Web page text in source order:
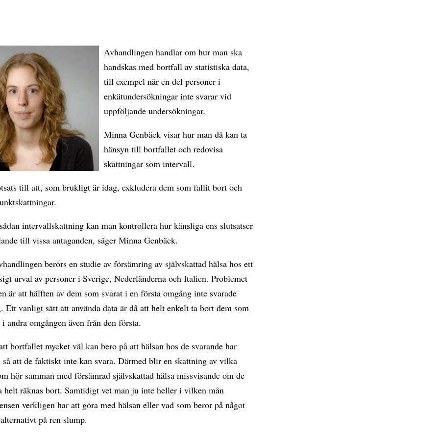
Avhandlingen handlar om hur man ska
handskas med bortfall av statistiska data,
till exempel när en del personer i
enkätundersökningar inte svarar vid
uppföljande undersökningar.
Minna Genbäck visar hur man då kan ta
hänsyn till bortfallet och redovisa
skattningar som intervall.
till att, som brukligt är idag, exkludera dem som fallit bort och
intervallskattning kan man kontrollera hur känsliga ens slutsatser
till vissa antaganden, säger Minna Genbäck.
berörs en studie av försämring av självskattad hälsa hos ett
urval av personer i Sverige, Nederländerna och Italien. Problemet
är att hälften av dem som svarat i en första omgång inte svarade
Ett vanligt sätt att använda data är då att helt enkelt ta bort dem som
andra omgången även från den första.
bortfallet mycket väl kan bero på att hälsan hos de svarande har
så att de faktiskt inte kan svara. Därmed blir en skattning av vilka
hör samman med försämrad självskattad hälsa missvisande om de
helt räknas bort. Samtidigt vet man ju inte heller i vilken mån
verkligen har att göra med hälsan eller vad som beror på något
på ren slump.